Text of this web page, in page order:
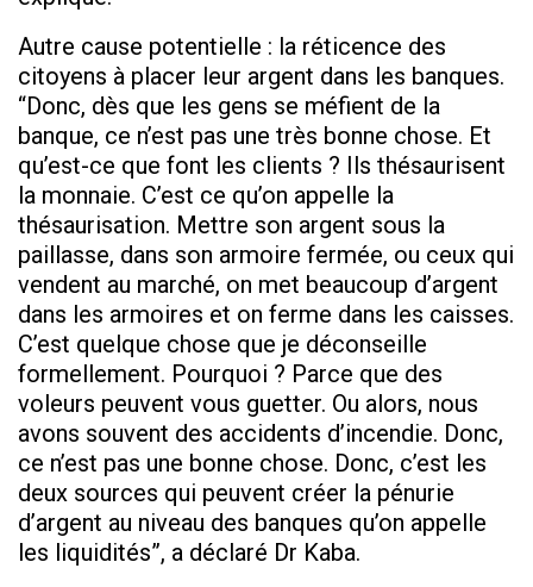
Autre cause potentielle : la réticence des
citoyens à placer leur argent dans les banques.
“Donc, dès que les gens se méfient de la
banque, ce n’est pas une très bonne chose. Et
qu’est-ce que font les clients ? Ils thésaurisent
la monnaie. C’est ce qu’on appelle la
thésaurisation. Mettre son argent sous la
paillasse, dans son armoire fermée, ou ceux qui
vendent au marché, on met beaucoup d’argent
dans les armoires et on ferme dans les caisses.
C’est quelque chose que je déconseille
formellement. Pourquoi ? Parce que des
voleurs peuvent vous guetter. Ou alors, nous
avons souvent des accidents d’incendie. Donc,
ce n’est pas une bonne chose. Donc, c’est les
deux sources qui peuvent créer la pénurie
d’argent au niveau des banques qu’on appelle
les liquidités”, a déclaré Dr Kaba.